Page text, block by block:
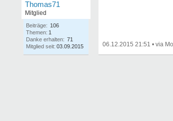
Thomas71
Mitglied
Beiträge: 106
Themen: 1
Danke erhalten: 71
Mitglied seit: 03.09.2015 06.12.2015 21:51 •